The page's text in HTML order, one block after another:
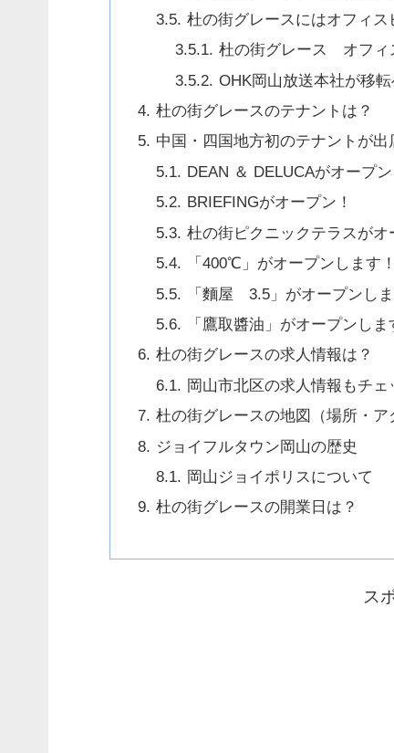
杜の街グレースにはオフィス
杜の街グレース オフィ
OHK岡山放送本社が移転
杜の街グレースのテナントは？
中国・四国地方初のテナントが出
DEAN ＆ DELUCAがオープン
BRIEFINGがオープン！
杜の街ピクニックテラスがオ
「400℃」がオープンします！
「麵屋 3.5」がオープンしま
「鷹取醬油」がオープンしま
杜の街グレースの求人情報は？
岡山市北区の求人情報もチェ
杜の街グレースの地図（場所・ア
ジョイフルタウン岡山の歴史
岡山ジョイポリスについて
杜の街グレースの開業日は？
ス